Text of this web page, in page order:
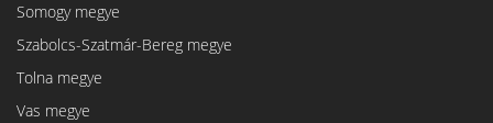
Somogy megye
Szabolcs-Szatmár-Bereg megye
Tolna megye
Vas megye